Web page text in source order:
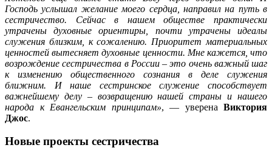
Господь услышал желание моего сердца, направил на путь в
сестричество. Сейчас в нашем обществе практически
утрачены духовные ориентиры, почти утрачены идеалы
служения близким, к сожалению. Приоритет материальных
ценностей вытесняет духовные ценности. Мне кажется, что
возрождение сестричества в России – это очень важный шаг
к изменению общественного сознания в деле служения
ближним. И наше сестринское служение способствует
важнейшему делу – возвращению нашей страны и нашего
народа к Евангельским принципам», — уверена Виктория
Джос.
Новые проекты сестричества